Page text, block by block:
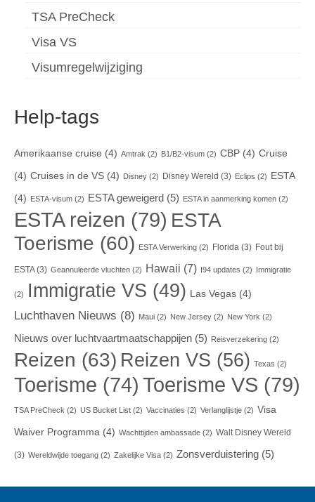
TSA PreCheck
Visa VS
Visumregelwijziging
Help-tags
Amerikaanse cruise (4) Amtrak (2) B1/B2-visum (2) CBP (4) Cruise
(4) Cruises in de VS (4) Disney (2) Disney Wereld (3) Eclips (2) ESTA
(4) ESTA-visum (2) ESTA geweigerd (5) ESTA in aanmerking komen (2)
ESTA reizen (79) ESTA
Toerisme (60) ESTA Verwerking (2) Florida (3) Fout bij
ESTA(3) Geannuleerde vluchten (2) Hawaii (7) I94 updates (2) Immigratie
(2) Immigratie VS (49) Las Vegas (4)
Luchthaven Nieuws (8) Maui (2) New Jersey (2) New York (2)
Nieuws over luchtvaartmaatschappijen (5) Reisverzekering (2)
Reizen (63) Reizen VS (56) Texas (2)
Toerisme (74) Toerisme VS (79)
TSA PreCheck (2) US Bucket List (2) Vaccinaties (2) Verlanglijstje (2) Visa
Waiver Programma (4) Wachttijden ambassade (2) Walt Disney Wereld
(3) Wereldwijde toegang (2) Zakelijke Visa (2) Zonsverduistering (5)